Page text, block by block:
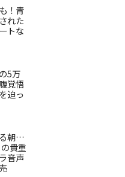
！青
れた
トな
5万
覚悟
迫っ
朝…
貴重
音声